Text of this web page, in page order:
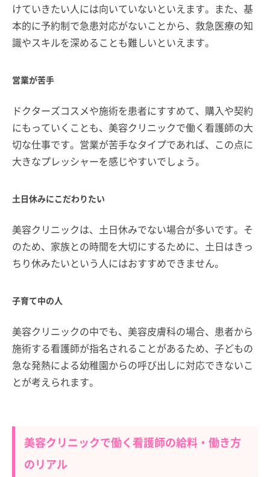
けていきたい人には向いていないといえます。また、基
本的に予約制で急患対応がないことから、救急医療の知
識やスキルを深めることも難しいといえます。
営業が苦手
ドクターズコスメや施術を患者にすすめて、購入や契約
にもっていくことも、美容クリニックで働く看護師の大
切な仕事です。営業が苦手なタイプであれば、この点に
大きなプレッシャーを感じやすいでしょう。
土日休みにこだわりたい
美容クリニックは、土日休みでない場合が多いです。そ
のため、家族との時間を大切にするために、土日はきっ
ちり休みたいという人にはおすすめできません。
子育て中の人
美容クリニックの中でも、美容皮膚科の場合、患者から
施術する看護師が指名されることがあるため、子どもの
急な発熱による幼稚園からの呼び出しに対応できないこ
とが考えられます。
美容クリニックで働く看護師の給料・働き方
のリアル